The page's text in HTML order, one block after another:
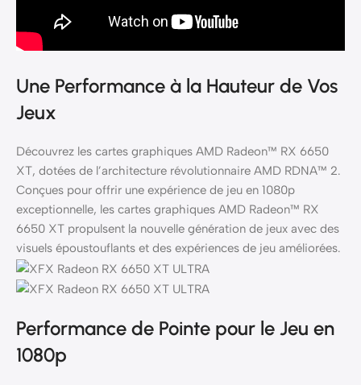
Une Performance à la Hauteur de Vos
Jeux
Découvrez les cartes graphiques AMD Radeon™ RX 6650
XT, dotées de l’architecture révolutionnaire AMD RDNA™ 2.
Conçues pour offrir une expérience de jeu en 1080p
exceptionnelle, les cartes graphiques AMD Radeon™ RX
6650 XT propulsent la nouvelle génération de jeux avec des
visuels époustouflants et des expériences de jeu améliorées.
Performance de Pointe pour le Jeu en
1080p